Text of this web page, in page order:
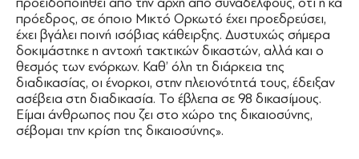
πρόεδρος, σε όποιο Μικτό Ορκωτό έχει προεδρεύσει,
έχει βγάλει ποινή ισόβιας κάθειρξης. Δυστυχώς σήμερα
δοκιμάστηκε η αντοχή τακτικών δικαστών, αλλά και ο
θεσμός των ενόρκων. Καθ’ όλη τη διάρκεια της
διαδικασίας, οι ένορκοι, στην πλειονότητά τους, έδειξαν
ασέβεια στη διαδικασία. Το έβλεπα σε 98 δικασίμους.
Είμαι άνθρωπος που ζει στο χώρο της δικαιοσύνης,
σέβομαι την κρίση της δικαιοσύνης».